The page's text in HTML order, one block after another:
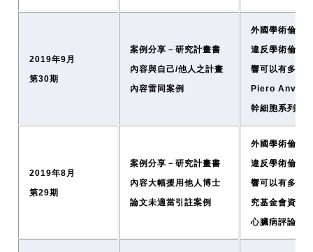
2019年9月
第30期
案例分享－研究計畫書
內容與自己/他人之計畫
內容雷同案例
外國學術倫理
違反學術倫理
響可以有多大
Piero
幹細胞系列研
2019年8月
第29期
案例分享－研究計畫書
內容大幅援用他人博士
論文未適當引註案例
外國學術倫理
違反學術倫理
響可以有多大
究基金會資助
心臟病評論論